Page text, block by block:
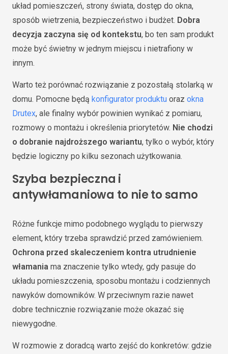
układ pomieszczeń, strony świata, dostęp do okna,
sposób wietrzenia, bezpieczeństwo i budżet. Dobra
decyzja zaczyna się od kontekstu, bo ten sam produkt
może być świetny w jednym miejscu i nietrafiony w
innym.
Warto też porównać rozwiązanie z pozostałą stolarką w
domu. Pomocne będą konfigurator produktu oraz okna
Drutex, ale finalny wybór powinien wynikać z pomiaru,
rozmowy o montażu i określenia priorytetów. Nie chodzi
o dobranie najdroższego wariantu, tylko o wybór, który
będzie logiczny po kilku sezonach użytkowania.
Szyba bezpieczna i
antywłamaniowa to nie to samo
Różne funkcje mimo podobnego wyglądu to pierwszy
element, który trzeba sprawdzić przed zamówieniem.
Ochrona przed skaleczeniem kontra utrudnienie
włamania ma znaczenie tylko wtedy, gdy pasuje do
układu pomieszczenia, sposobu montażu i codziennych
nawyków domowników. W przeciwnym razie nawet
dobre technicznie rozwiązanie może okazać się
niewygodne.
W rozmowie z doradcą warto zejść do konkretów: gdzie